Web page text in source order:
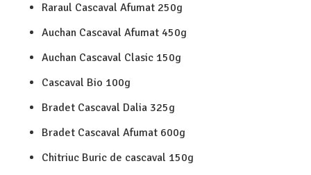
Raraul Cascaval Afumat 250g
Auchan Cascaval Afumat 450g
Auchan Cascaval Clasic 150g
Cascaval Bio 100g
Bradet Cascaval Dalia 325g
Bradet Cascaval Afumat 600g
Chitriuc Buric de cascaval 150g